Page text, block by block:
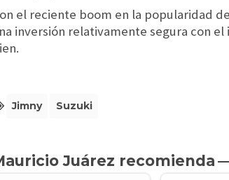
el reciente boom en la popularidad
inversión relativamente segura con
Jimny Suzuki
Juárez recomienda